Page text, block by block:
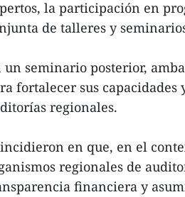
la participación en
de talleres y
un seminario posterior,
fortalecer sus
regionales.
en que, en el
regionales de
financiera y